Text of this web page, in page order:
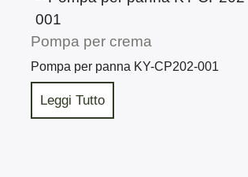
Pompa per crema
Pompa per panna KY-CP202-001
Leggi Tutto